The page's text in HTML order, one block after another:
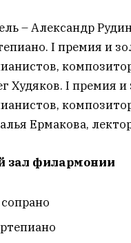
– Александр
I премия и
Худяков. I премия и
Ермакова,
зал филармонии